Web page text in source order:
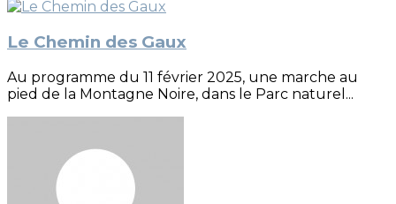
Le Chemin des Gaux
Au programme du 11 février 2025, une marche au
pied de la Montagne Noire, dans le Parc naturel...